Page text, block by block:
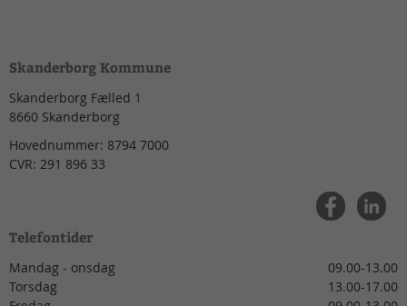
Skanderborg Kommune
Skanderborg Fælled 1
8660 Skanderborg
Hovednummer: 8794 7000
CVR: 291 896 33
Telefontider
Mandag - onsdag
09.00-13.00
Torsdag
13.00-17.00